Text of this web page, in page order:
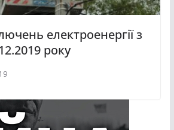
електроенергії з
року